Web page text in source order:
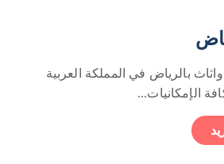
بالرياض في المملكة العربية
الإمكانيات...